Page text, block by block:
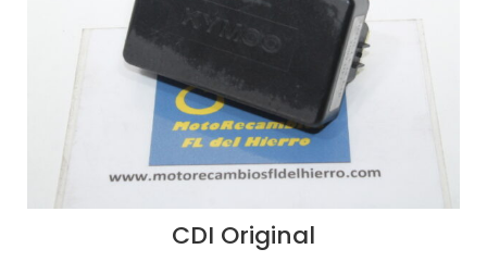
CDI Original